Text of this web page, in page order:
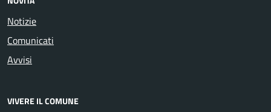
Notizie
Comunicati
Avvisi
VIVERE IL COMUNE